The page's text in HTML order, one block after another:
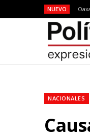
NUEVO
NACIONALES